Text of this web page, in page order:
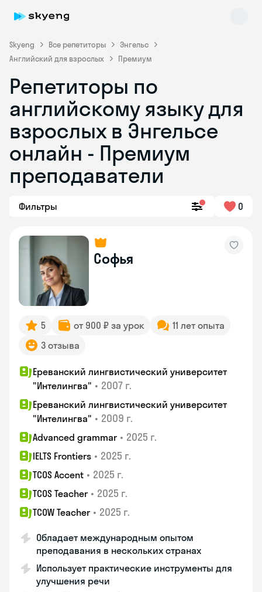
Skyeng Все репетиторы
Энгельс
Английский для взрослых
Премиум
Репетиторы по
английскому языку для
взрослых в Энгельсе
онлайн - Премиум
преподаватели
Фильтры 0
Софья
5 от 900 ₽ за урок
11 лет опыта
3 отзыва
Ереванский лингвистический университет
"Интелингва" • 2007 г.
Ереванский лингвистический университет
"Интелингва" • 2009 г.
Advanced grammar • 2025 г.
IELTS Frontiers • 2025 г.
TCOS Accent • 2025 г.
TCOS Teacher • 2025 г.
TCOW Teacher • 2025 г.
Обладает международным опытом
преподавания в нескольких странах
Использует практические инструменты для
улучшения речи
Skyeng Chat